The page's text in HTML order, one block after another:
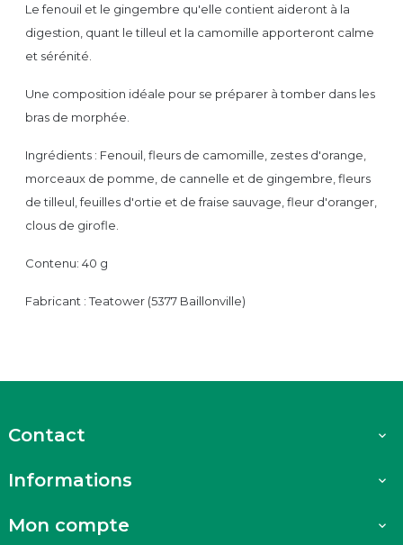
Le fenouil et le gingembre qu'elle contient aideront à la
digestion, quant le tilleul et la camomille apporteront calme
et sérénité.
Une composition idéale pour se préparer à tomber dans les
bras de morphée.
Ingrédients : Fenouil, fleurs de camomille, zestes d'orange,
morceaux de pomme, de cannelle et de gingembre, fleurs
de tilleul, feuilles d'ortie et de fraise sauvage, fleur d'oranger,
clous de girofle.
Contenu: 40 g
Fabricant : Teatower (5377 Baillonville)
Contact 
Informations 
Mon compte 